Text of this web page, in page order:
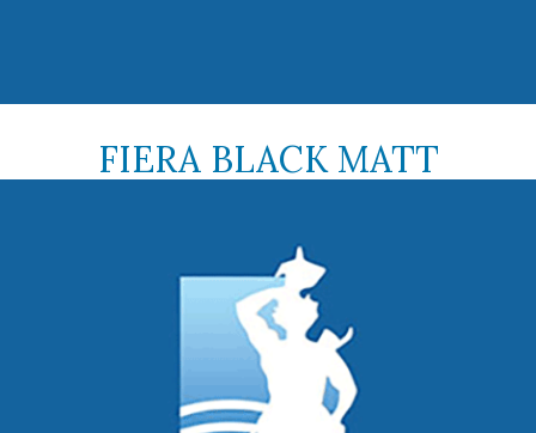
FIERA BLACK MATT